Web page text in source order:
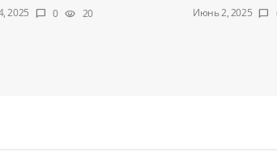
2025 chat_bubble 0 visibility 20
Июнь 2, 2025 chat_bubble